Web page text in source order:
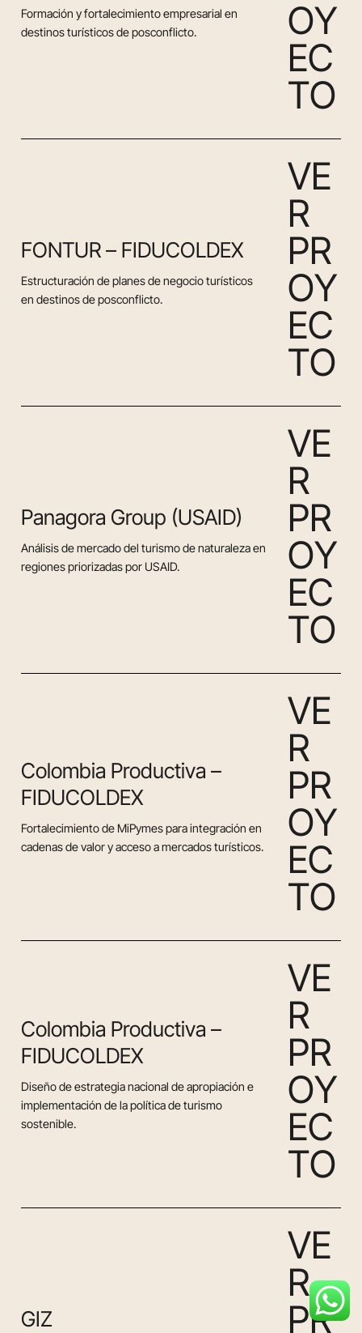
Formación y fortalecimiento empresarial en
destinos turísticos de posconflicto.
OY
EC
TO
FONTUR – FIDUCOLDEX
Estructuración de planes de negocio turísticos
en destinos de posconflicto.
VE
R
PR
OY
EC
TO
Panagora Group (USAID)
Análisis de mercado del turismo de naturaleza en
regiones priorizadas por USAID.
VE
R
PR
OY
EC
TO
Colombia Productiva –
FIDUCOLDEX
Fortalecimiento de MiPymes para integración en
cadenas de valor y acceso a mercados turísticos.
VE
R
PR
OY
EC
TO
Colombia Productiva –
FIDUCOLDEX
Diseño de estrategia nacional de apropiación e
implementación de la política de turismo
sostenible.
VE
R
PR
OY
EC
TO
GIZ
VE
R
PR